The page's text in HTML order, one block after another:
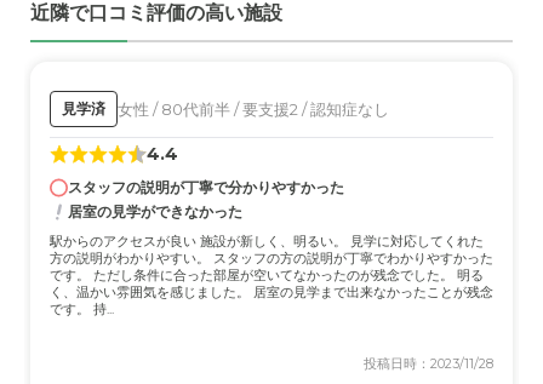
当時は黄色のストライプのラインが入ったおしゃれな外壁
でした。プールやビリヤード台がありました。
介護医療サービスについて
ナーシングホームとリタイアメントリビングとアシスティ
ドリビングと介護度に合わせ3つのタイプがあったことが
思い出しました。
近隣環境や交通アクセスについて
三鷹駅からは少し離れていましたがコートのバスが利用で
きたのでそれほど気にはならなかったのではないかと思い
近隣で口コミ評価の高い施設
見学済 女性 / 80代前半 / 要支援2 / 認知症なし
4.4
スタッフの説明が丁寧で分かりやすかった
居室の見学ができなかった
駅からのアクセスが良い 施設が新しく、明るい。 見学に対応してくれた
方の説明がわかりやすい。 スタッフの方の説明が丁寧でわかりやすかった
です。 ただし条件に合った部屋が空いてなかったのが残念でした。 明る
く、温かい雰囲気を感じました。 居室の見学まで出来なかったことが残念
です。 持...
投稿日時：2023/11/28